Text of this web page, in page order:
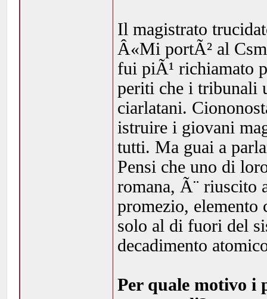
Il magistrato
Â«Mi portÃ² al
fui piÃ¹ richiamato
periti che i tribunali
ciarlatani.
istruire i giovani
tutti. Ma guai a
Pensi che uno di
romana, Ã¨ riuscito
promezio,
solo al di fuori del
decadimento
Per quale motivo i